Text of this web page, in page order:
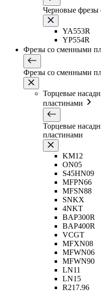
Черновые фрезы
YA553R
YP554R
Фрезы со сменными
Фрезы со сменными
Торцевые
пластинами
Торцевые
пластинами
KM12
ON05
S45HN09
MFPN66
MFSN88
SNKX
4NKT
BAP300R
BAP400R
VCGT
MFXN08
MFWN06
MFWN90
LN11
LN15
R217.96